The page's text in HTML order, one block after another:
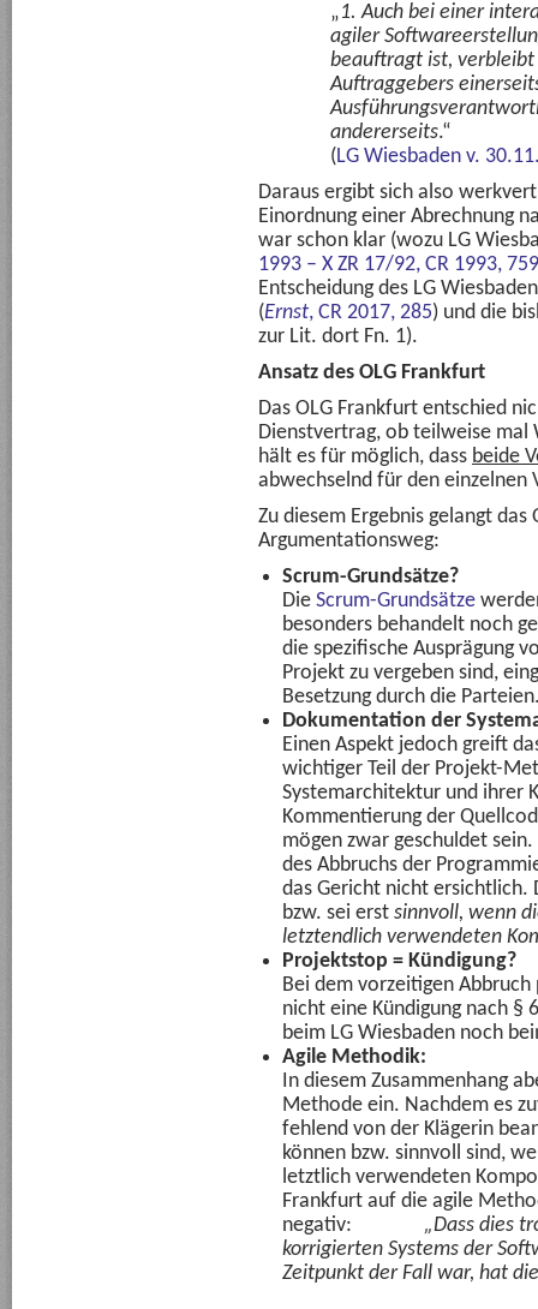
„1. Auch bei einer
agiler
beauftragt ist, verbleibt
Auftraggebers
andererseits.“
(LG Wiesbaden v.
Daraus ergibt sich also
Einordnung einer Abrechnung
war schon klar (wozu LG
1993 – X ZR 17/92, CR 1993, 759
Entscheidung des LG
(Ernst, CR 2017, 285) und die
zur Lit. dort Fn. 1).
Ansatz des OLG Frankfurt
Das OLG Frankfurt entschied
Dienstvertrag, ob teilweise mal
hält es für möglich, dass beide
abwechselnd für den einzelnen
Zu diesem Ergebnis gelangt
Argumentationsweg:
Scrum-Grundsätze?
Die Scrum-Grundsätze
besonders behandelt noch
die spezifische Ausprägung
Projekt zu vergeben sind,
Besetzung durch die
Dokumentation der
Einen Aspekt jedoch greift
wichtiger Teil der Projekt-
Systemarchitektur und ihrer
Kommentierung der
mögen zwar geschuldet
des Abbruchs der
das Gericht nicht ersichtlich.
bzw. sei erst sinnvoll, wenn
letztendlich verwendeten
Projektstop = Kündigung?
Bei dem vorzeitigen
nicht eine Kündigung nach §
beim LG Wiesbaden noch
Agile Methodik:
In diesem Zusammenhang
Methode ein. Nachdem es
fehlend von der Klägerin
können bzw. sinnvoll sind,
letztlich verwendeten
Frankfurt auf die agile
negativ: „Dass dies trotz
korrigierten Systems der
Zeitpunkt der Fall war, hat